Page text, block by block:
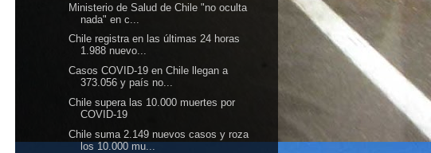
Ministerio de Salud de Chile "no oculta
nada" en c...
Chile registra en las últimas 24 horas
1.988 nuevo...
Casos COVID-19 en Chile llegan a
373.056 y país no...
Chile supera las 10.000 muertes por
COVID-19
Chile suma 2.149 nuevos casos y roza
los 10.000 mu...